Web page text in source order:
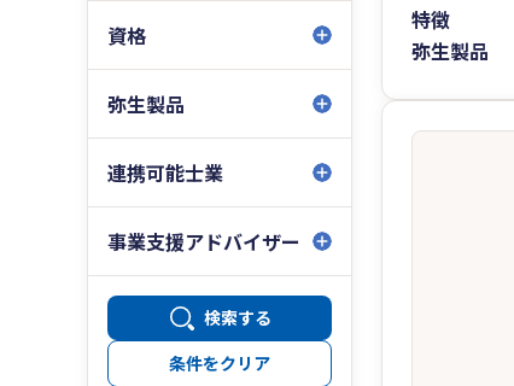
資格
弥生製品
連携可能士業
事業支援アドバイザー
検索する
条件をクリア
特徴
弥生製品